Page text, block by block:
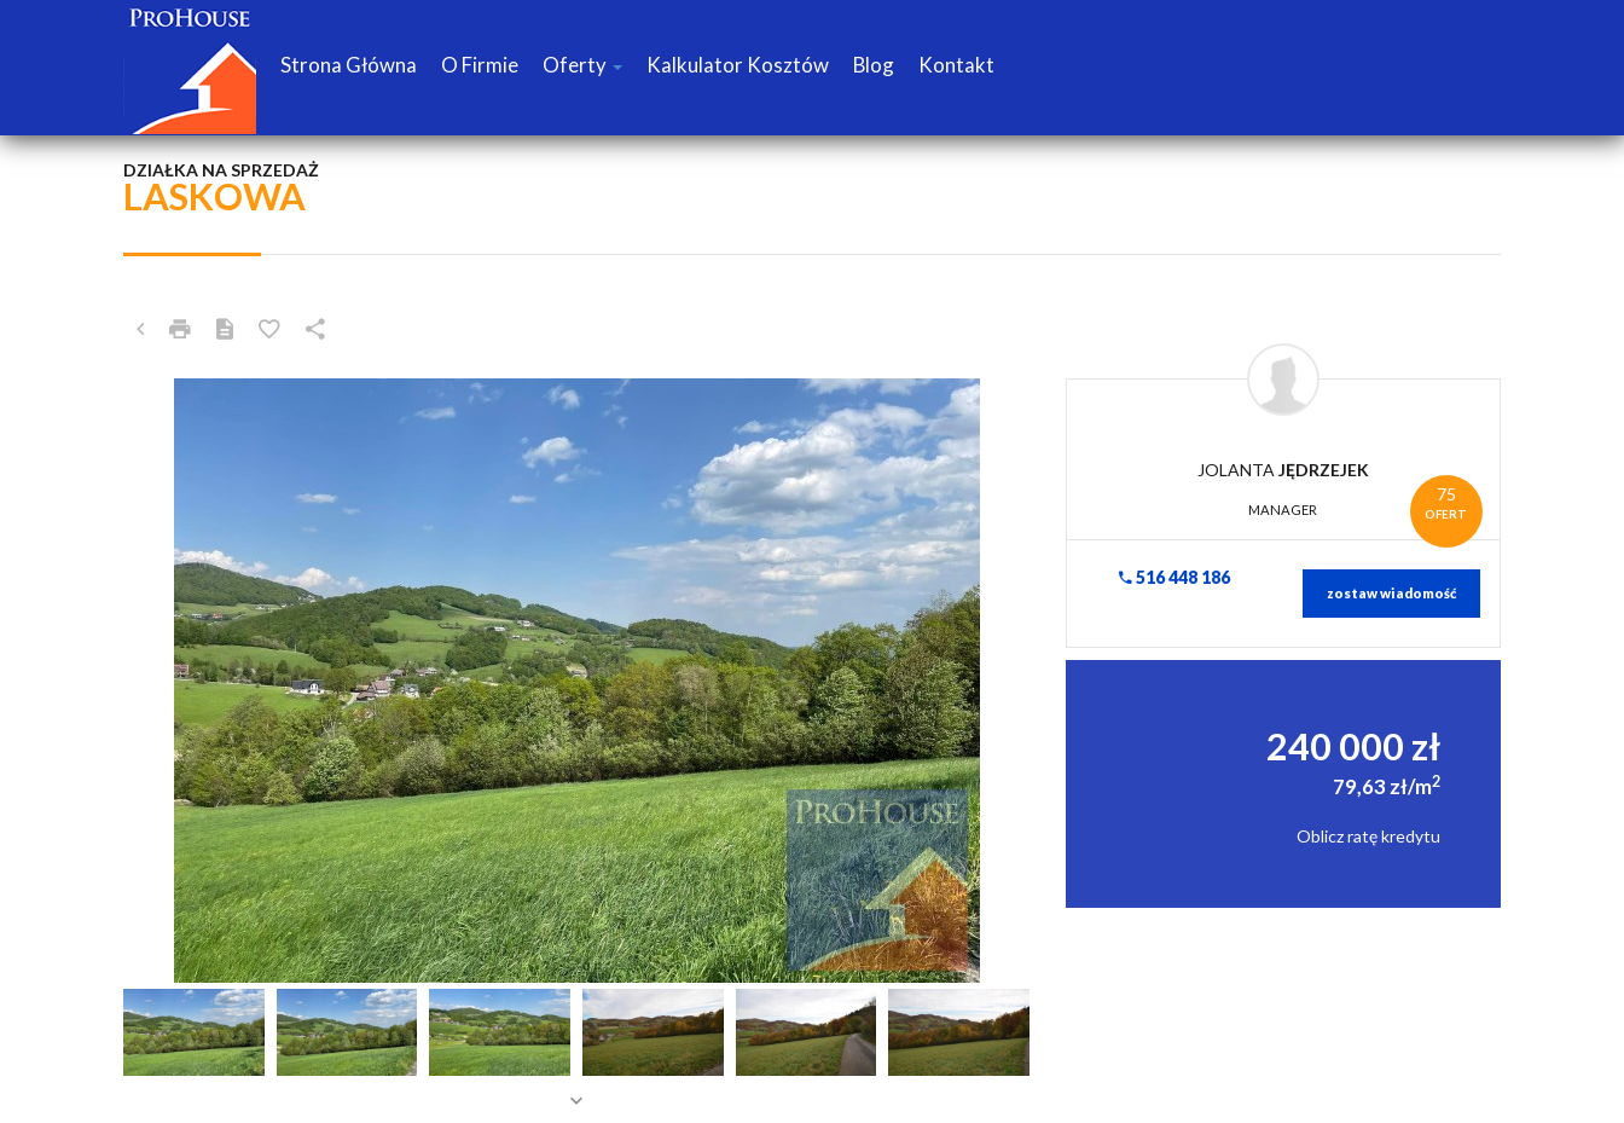
Strona Główna O Firmie Oferty Kalkulator Kosztów Blog Kontakt
LASKOWA
DZIAŁKA NA SPRZEDAŻ
75
OFERT
JOLANTA JĘDRZEJEK
MANAGER
516 448 186
zostaw wiadomość
240 000 zł
79,63 zł/m2
Oblicz ratę kredytu